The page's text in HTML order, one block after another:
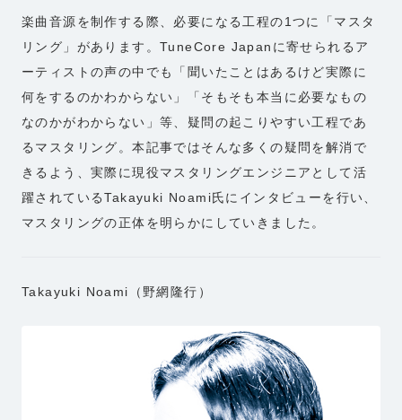
楽曲音源を制作する際、必要になる工程の1つに「マスタ
リング」があります。TuneCore Japanに寄せられるア
ーティストの声の中でも「聞いたことはあるけど実際に
何をするのかわからない」「そもそも本当に必要なもの
なのかがわからない」等、疑問の起こりやすい工程であ
るマスタリング。本記事ではそんな多くの疑問を解消で
きるよう、実際に現役マスタリングエンジニアとして活
躍されているTakayuki Noami氏にインタビューを行い、
マスタリングの正体を明らかにしていきました。
Takayuki Noami（野網隆行）